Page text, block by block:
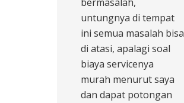
untungnya di tempat
ini semua masalah bisa
di atasi, apalagi soal
biaya servicenya
murah menurut saya
dan dapat potongan